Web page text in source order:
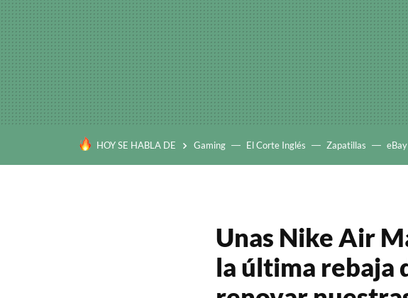
HOY SE HABLA DE Gaming El Corte Inglés Zapatillas eBay
Unas Nike Air
la última rebaja